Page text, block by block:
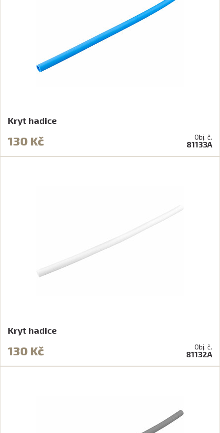
Kryt hadice
130 Kč Obj. č.
81133A
Kryt hadice
130 Kč Obj. č.
81132A